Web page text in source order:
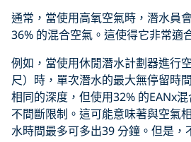
通常，當使用高氧空氣時，潛水員
36% 的混合空氣。這使得它非常適
例如，當使用休閒潛水計劃器進行
尺）時，單次潛水的最大無停留時
相同的深度，但使用32% 的EANx
不間斷限制。這可能意味著與空氣
水時間最多可多出39 分鐘。但是，